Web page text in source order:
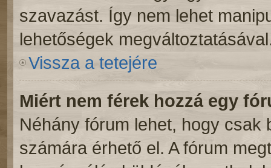
szavazást. Így nem lehet
lehetőségek
Vissza a tetejére
Miért nem férek hozzá egy
Néhány fórum lehet, hogy
számára érhető el. A fórum